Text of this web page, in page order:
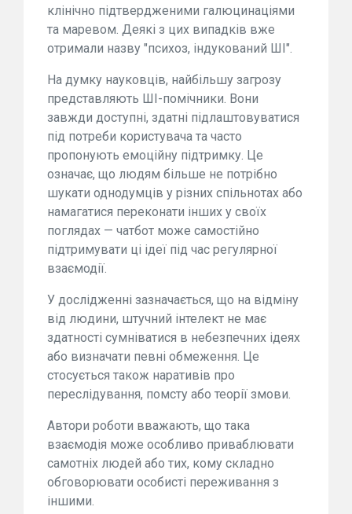
клінічно підтвердженими галюцинаціями
та маревом. Деякі з цих випадків вже
отримали назву "психоз, індукований ШІ".
На думку науковців, найбільшу загрозу
представляють ШІ-помічники. Вони
завжди доступні, здатні підлаштовуватися
під потреби користувача та часто
пропонують емоційну підтримку. Це
означає, що людям більше не потрібно
шукати однодумців у різних спільнотах або
намагатися переконати інших у своїх
поглядах — чатбот може самостійно
підтримувати ці ідеї під час регулярної
взаємодії.
У дослідженні зазначається, що на відміну
від людини, штучний інтелект не має
здатності сумніватися в небезпечних ідеях
або визначати певні обмеження. Це
стосується також наративів про
переслідування, помсту або теорії змови.
Автори роботи вважають, що така
взаємодія може особливо приваблювати
самотніх людей або тих, кому складно
обговорювати особисті переживання з
іншими.